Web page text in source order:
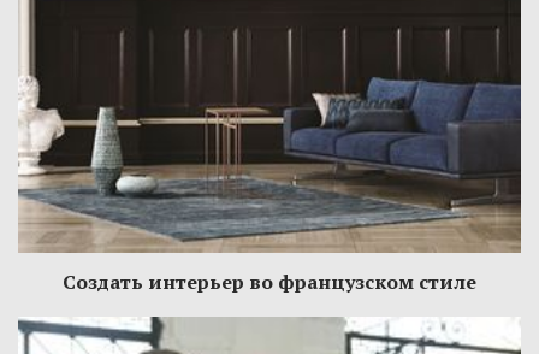
Создать интерьер во французском стиле